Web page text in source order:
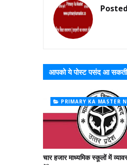
आपको ये पोस्ट पसंद आ
PRIMARY KA MASTER
चार हजार माध्यमिक स्कूलों में